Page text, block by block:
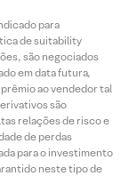
para
de suitability
são negociados
em data futura,
ao vendedor tal
são
relações de risco e
de perdas
para o investimento
neste tipo de